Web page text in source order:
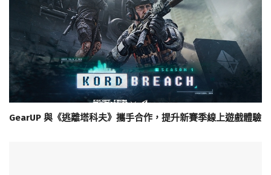
GearUP 與《逃離塔科夫》攜手合作，提升新賽季線上遊戲體驗